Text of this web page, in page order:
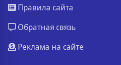
Правила сайта
Обратная связь
Реклама на сайте